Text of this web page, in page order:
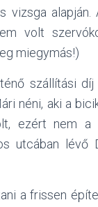
vizsga
volt
miegymás!)
szállítási
néni, aki a
ezért nem
utcában
a frissen